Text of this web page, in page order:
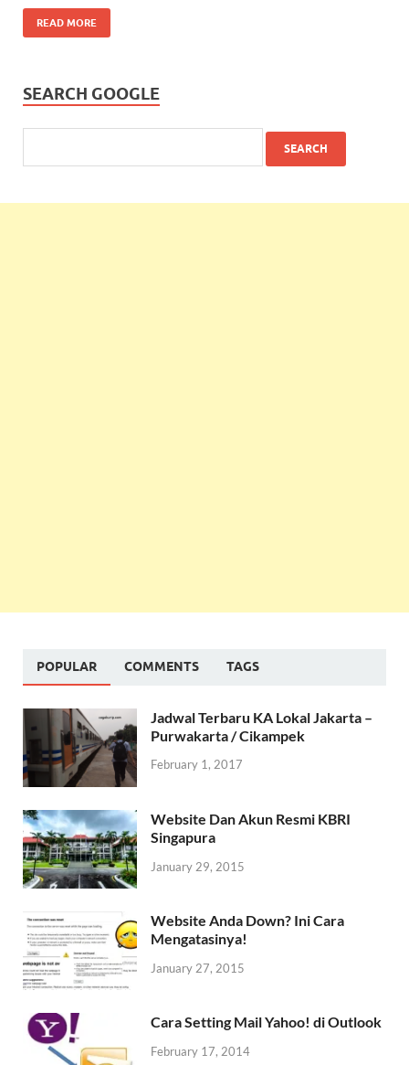
READ MORE
SEARCH GOOGLE
POPULAR COMMENTS TAGS
Jadwal Terbaru KA Lokal Jakarta –
Purwakarta / Cikampek
February 1, 2017
Website Dan Akun Resmi KBRI
Singapura
January 29, 2015
Website Anda Down? Ini Cara
Mengatasinya!
January 27, 2015
Cara Setting Mail Yahoo! di Outlook
February 17, 2014